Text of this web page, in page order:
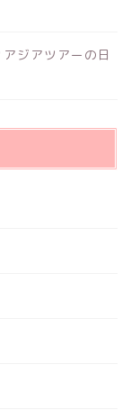
ジアツアーの日